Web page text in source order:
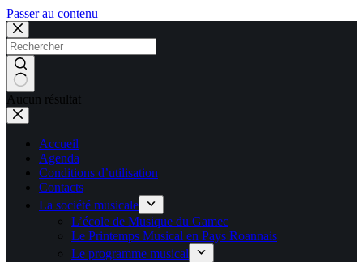
Passer au contenu
Aucun résultat
Accueil
Agenda
Conditions d’utilisation
Contacts
La société musicale
L’école de Musique du Gamec
Le Printemps Musical en Pays Roannais
Le programme musical